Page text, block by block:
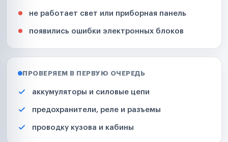
не работает свет или приборная панель
появились ошибки электронных блоков
ПРОВЕРЯЕМ В ПЕРВУЮ ОЧЕРЕДЬ
аккумуляторы и силовые цепи
предохранители, реле и разъемы
проводку кузова и кабины